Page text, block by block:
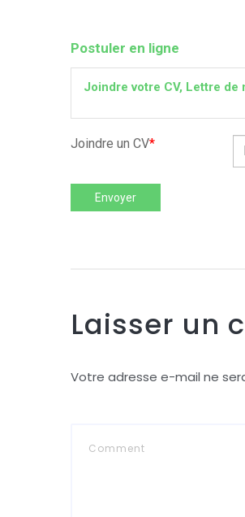
Postuler en ligne
Joindre votre CV, Lettre
Joindre un CV*
Envoyer
Laisser un
Votre adresse e-mail ne